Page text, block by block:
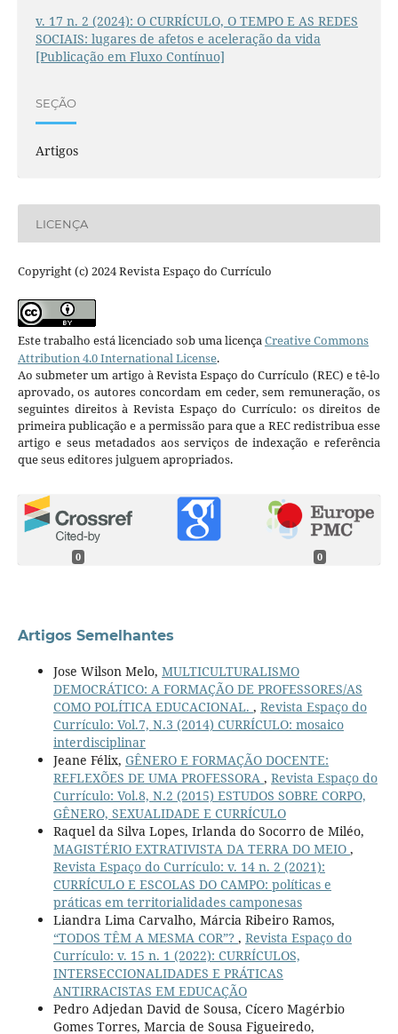
v. 17 n. 2 (2024): O CURRÍCULO, O TEMPO E AS REDES
SOCIAIS: lugares de afetos e aceleração da vida
[Publicação em Fluxo Contínuo]
SEÇÃO
Artigos
LICENÇA
Copyright (c) 2024 Revista Espaço do Currículo
Este trabalho está licenciado sob uma licençaCreative Commons
Attribution 4.0 International License.
Ao submeter um artigo à Revista Espaço do Currículo (REC) e tê-lo
aprovado, os autores concordam em ceder, sem remuneração, os
seguintes direitos à Revista Espaço do Currículo: os direitos de
primeira publicação e a permissão para que a REC redistribua esse
artigo e seus metadados aos serviços de indexação e referência
que seus editores julguem apropriados.
0 0
Artigos Semelhantes
Jose Wilson Melo, MULTICULTURALISMO
DEMOCRÁTICO: A FORMAÇÃO DE PROFESSORES/AS
COMO POLÍTICA EDUCACIONAL. , Revista Espaço do
Currículo: Vol.7, N.3 (2014) CURRÍCULO: mosaico
interdisciplinar
Jeane Félix, GÊNERO E FORMAÇÃO DOCENTE:
REFLEXÕES DE UMA PROFESSORA , Revista Espaço do
Currículo: Vol.8, N.2 (2015) ESTUDOS SOBRE CORPO,
GÊNERO, SEXUALIDADE E CURRÍCULO
Raquel da Silva Lopes, Irlanda do Socorro de Miléo,
MAGISTÉRIO EXTRATIVISTA DA TERRA DO MEIO ,
Revista Espaço do Currículo: v. 14 n. 2 (2021):
CURRÍCULO E ESCOLAS DO CAMPO: políticas e
práticas em territorialidades camponesas
Liandra Lima Carvalho, Márcia Ribeiro Ramos,
“TODOS TÊM A MESMA COR”? , Revista Espaço do
Currículo: v. 15 n. 1 (2022): CURRÍCULOS,
INTERSECCIONALIDADES E PRÁTICAS
ANTIRRACISTAS EM EDUCAÇÃO
Pedro Adjedan David de Sousa, Cícero Magérbio
Gomes Torres, Marcia de Sousa Figueiredo,